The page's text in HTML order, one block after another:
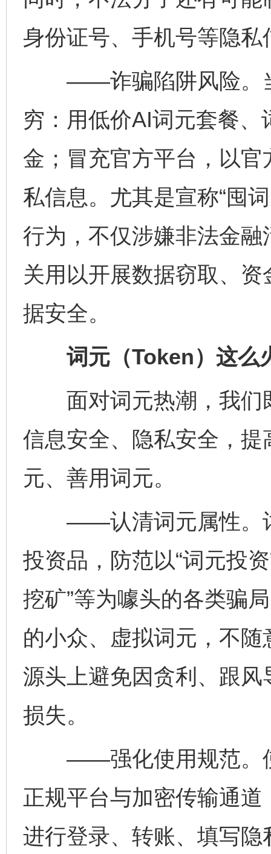
身份证号、手机号等隐私
——诈骗陷阱风险。当
穷：用低价AI词元套餐
金；冒充官方平台，以
私信息。尤其是宣称“囤
行为，不仅涉嫌非法金
关用以开展数据窃取、
据安全。
词元（Token）这么
面对词元热潮，我们
信息安全、隐私安全，
元、善用词元。
——认清词元属性。词
投资品，防范以“词元投资
挖矿”等为噱头的各类骗
的小众、虚拟词元，不
源头上避免因贪利、跟
损失。
——强化使用规范。使
正规平台与加密传输通
进行登录、转账、填写